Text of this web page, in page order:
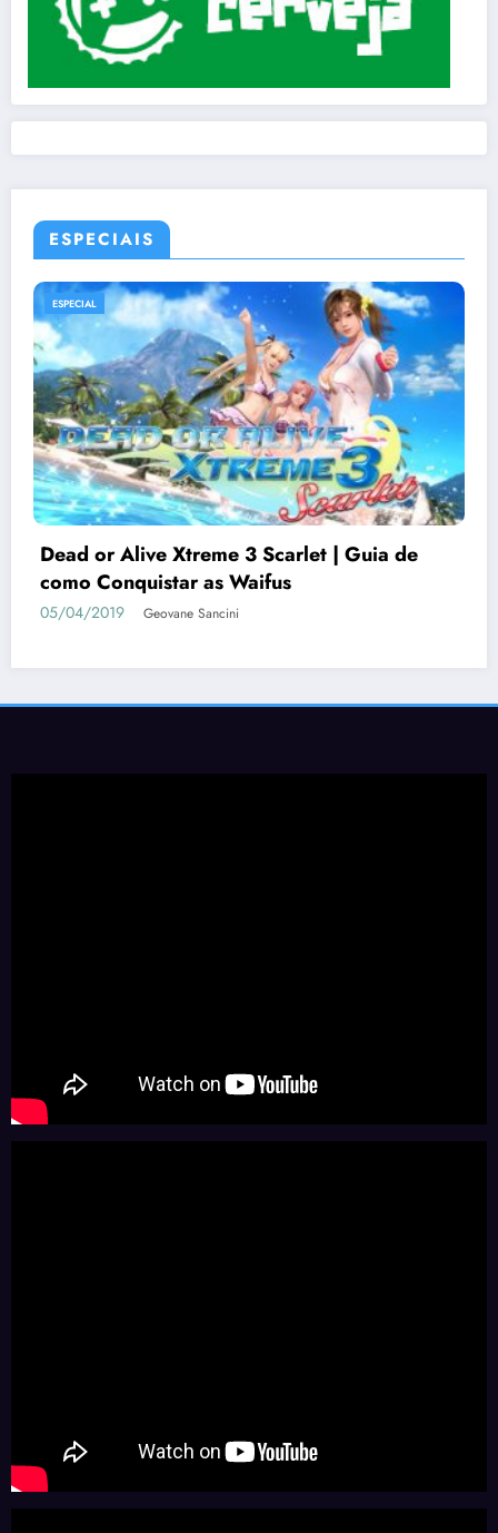
ESPECIAIS
ESPECIAL
Dead or Alive Xtreme 3 Scarlet | Guia de
como Conquistar as Waifus
05/04/2019 Geovane Sancini